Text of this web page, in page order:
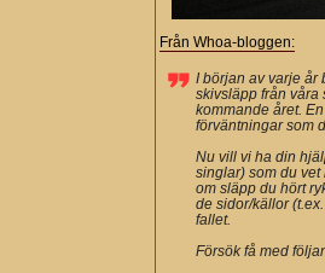
Från Whoa-bloggen:
I början av varje år
skivsläpp från våra
kommande året.
förväntningar som
Nu vill vi ha din
singlar) som du
om släpp du hört
de sidor/källor
fallet.
Försök få med